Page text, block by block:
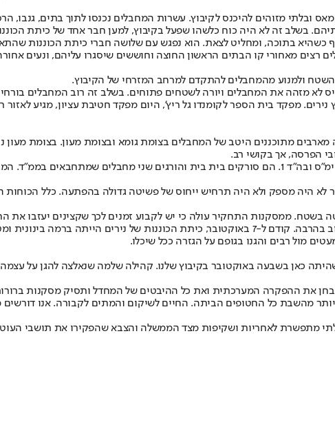
בשלב זה לא היה כוח כלשהו שפעל בקיבוץ, למען חבר אחד של כיתת
רצים מאחורי קו הבתים הראשון החוצה וחוששים שיסגרו עליהם, ונעים
לא מזהה את המחבלים ויורה לשטחים פתוחים. בשלב זה רוב המחבלים
נירים. מפקד בית הספר לקומנדו גל ריץ', היום מפקד חטיבת עציון, מגיע
מתוכננים היטב של המחבלים בצומת גומא ובצומת מעון. בצומת
הפרסה, אך בקושי רב.
לא היה מספק ולא היה תרחיש ייחוס של פשיטה גדולה בהפתעה. כלל הכוחות
בשטח. ממסקנות התחקיר עולה כי יש לקבוע זמנים לכך שקצינים יעזבו את
בתחקיר עלה עוד כי יש להכפיל את כמות כיתות הכוננות ולאמן אותן באופן טוב בהרבה. קודם ל-7
מול רבים והגנו בגופם על הגזרה ככל שיכלו.
כאן בשבעה באוקטובר בקיבוץ שלנו. קהילה שלמה שנאלצה להגן על עצמה
את ההפקרה המערכתית ואת כל ההיבטים של המחדל ותסיק מסקנות
יותר מהשבת כל החטופים הביתה. החיים לשיקום והמתים לקבורה. אנו
מתפשרת לאחריות ושקיפות מצד הממשלה והצבא שהפקירו את תושבי